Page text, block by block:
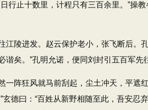
行止十数里，计程只有三百余里。”操
进发。赵云保护老小，张飞断后。孔
矣。”孔明允诺，便同刘封引五百军先
狂风就马前刮起，尘土冲天，平遮
德曰：“百姓从新野相随至此，吾安忍